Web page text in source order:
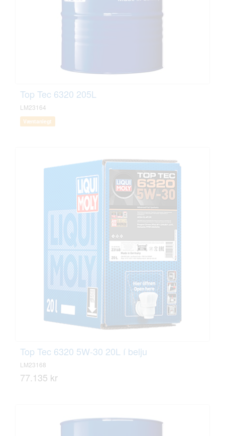
Top Tec 6320 205L
LM23164
Væntanlegt
Top Tec 6320 5W-30 20L í belju
LM23168
77.135 kr